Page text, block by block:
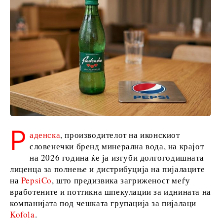
Србија
Словенија
Бизнис и
економија
Бизнис
Земјоделство
Индустрија
Градежништво
Енергија
Животна
средина
Р аденска, производителот на иконскиот
словенечки бренд минерална вода, на крајот
на 2026 година ќе ја изгуби долгогодишната
лиценца за полнење и дистрибуција на пијалаците
на PepsiCo, што предизвика загриженост меѓу
вработените и поттикна шпекулации за иднината на
компанијата под чешката групација за пијалаци
Kofola.